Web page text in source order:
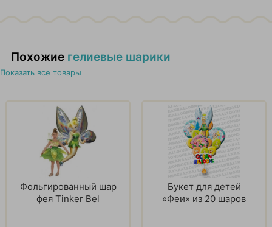
Похожие гелиевые шарики
Показать все товары
Фольгированный шар
фея Tinker Bel
Букет для детей
«Феи» из 20 шаров